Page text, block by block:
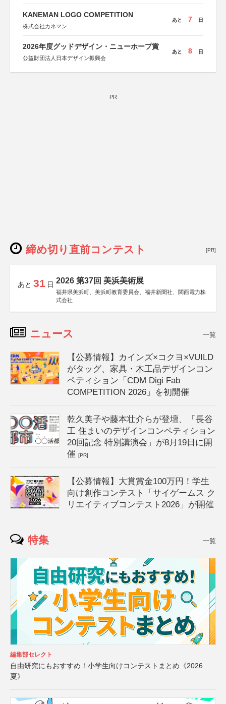
KANEMAN LOGO COMPETITION
株式会社カネマン
あと 7 日
2026年度グッドデザイン・ニューホープ賞
公益財団法人日本デザイン振興会
あと 8 日
PR
締め切り直前コンテスト [PR]
あと 31 日 2026 第37回 美浜美術展
福井県美浜町、美浜町教育委員会、福井新聞社、関西電力株
式会社
ニュース 一覧
【公募情報】カインズ×コクヨ×VUILD
がタッグ、家具・木工品デザインコン
ペティション「CDM Digi Fab
COMPETITION 2026」を初開催
乾久美子や藤本壮介らが登壇、「長谷
工 住まいのデザインコンペティション
20回記念 特別講演会」が8月19日に開
催[PR]
【公募情報】大賞賞金100万円！学生
向け創作コンテスト「サイゲームス ク
リエイティブコンテスト2026」が開催
特集 一覧
編集部セレクト
自由研究にもおすすめ！小学生向けコンテストまとめ《2026
夏》